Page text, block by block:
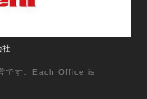
社
です。Each Office is